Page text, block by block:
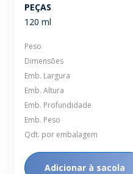
PEÇAS
120 ml
Peso
Dimensões
Emb. Largura
Emb. Altura
Emb. Profundidade
Emb. Peso
Qdt. por embalagem
Adicionar à sacola